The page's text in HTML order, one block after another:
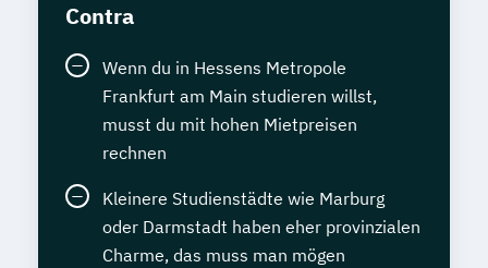
Contra
Wenn du in Hessens Metropole
Frankfurt am Main studieren willst,
musst du mit hohen Mietpreisen
rechnen
Kleinere Studienstädte wie Marburg
oder Darmstadt haben eher provinzialen
Charme, das muss man mögen